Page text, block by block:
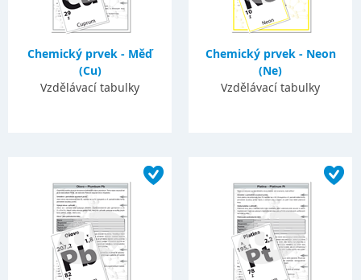
Chemický prvek - Měď
(Cu)
Vzdělávací tabulky
Chemický prvek - Neon
(Ne)
Vzdělávací tabulky